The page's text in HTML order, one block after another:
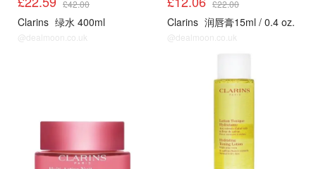
£42.00
Clarins 绿水 400ml
@dealmoon.co.uk
£22.00
Clarins 润唇膏15ml / 0.4 oz.
@dealmoon.co.uk